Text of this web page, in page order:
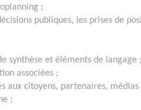
;
publiques, les prises de
synthèse et éléments de langage ;
associées ;
aux citoyens, partenaires,
;